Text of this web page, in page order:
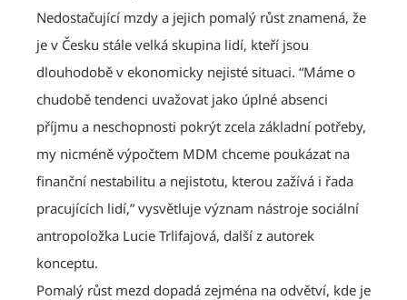
Nedostačující mzdy a jejich pomalý růst znamená, že
je v Česku stále velká skupina lidí, kteří jsou
dlouhodobě v ekonomicky nejisté situaci. “Máme o
chudobě tendenci uvažovat jako úplné absenci
příjmu a neschopnosti pokrýt zcela základní potřeby,
my nicméně výpočtem MDM chceme poukázat na
finanční nestabilitu a nejistotu, kterou zažívá i řada
pracujících lidí,” vysvětluje význam nástroje sociální
antropoložka Lucie Trlifajová, další z autorek
konceptu.
Pomalý růst mezd dopadá zejména na odvětví, kde je